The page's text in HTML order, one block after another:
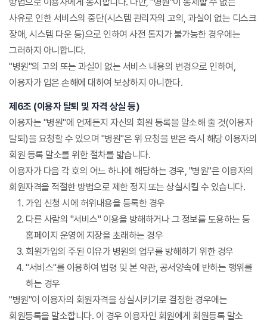
사유로 인한 서비스의 중단(시스템 관리자의 고의, 과실이 없는 디스크
장애, 시스템 다운 등)으로 인하여 사전 통지가 불가능한 경우에는
그러하지 아니합니다.
"병원"의 고의 또는 과실이 없는 서비스 내용의 변경으로 인하여,
이용자가 입은 손해에 대하여 보상하지 아니한다.
제6조 (이용자 탈퇴 및 자격 상실 등)
이용자는 "병원"에 언제든지 자신의 회원 등록을 말소해 줄 것(이용자
탈퇴)을 요청할 수 있으며 "병원"은 위 요청을 받은 즉시 해당 이용자의
회원 등록 말소를 위한 절차를 밟습니다.
이용자가 다음 각 호의 어느 하나에 해당하는 경우, "병원"은 이용자의
회원자격을 적절한 방법으로 제한 정지 또는 상실시킬 수 있습니다.
가입 신청 시에 허위내용을 등록한 경우
다른 사람의 "서비스" 이용을 방해하거나 그 정보를 도용하는 등
홈페이지 운영에 지장을 초래하는 경우
회원가입의 주된 이유가 병원의 업무를 방해하기 위한 경우
"서비스"를 이용하여 법령 및 본 약관, 공서양속에 반하는 행위를
하는 경우
"병원"이 이용자의 회원자격을 상실시키기로 결정한 경우에는
회원등록을 말소합니다. 이 경우 이용자인 회원에게 회원등록 말소